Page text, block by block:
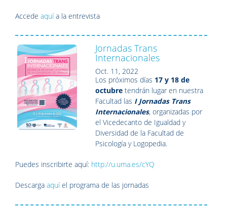
Accede aquía la entrevista
Jornadas Trans
Internacionales
Oct. 11, 2022
Los próximos días 17 y 18 de
octubre tendrán lugar en nuestra
Facultad las I Jornadas Trans
Internacionales, organizadas por
el Vicedecanto de Igualdad y
Diversidad de la Facultad de
Psicología y Logopedia.
Puedes inscribirte aquí: http://u.uma.es/cYQ
Descarga aquíel programa de las jornadas